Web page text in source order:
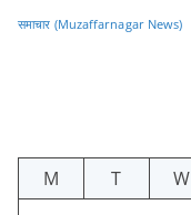
समाचार (Muzaffarnagar News)
M
T W